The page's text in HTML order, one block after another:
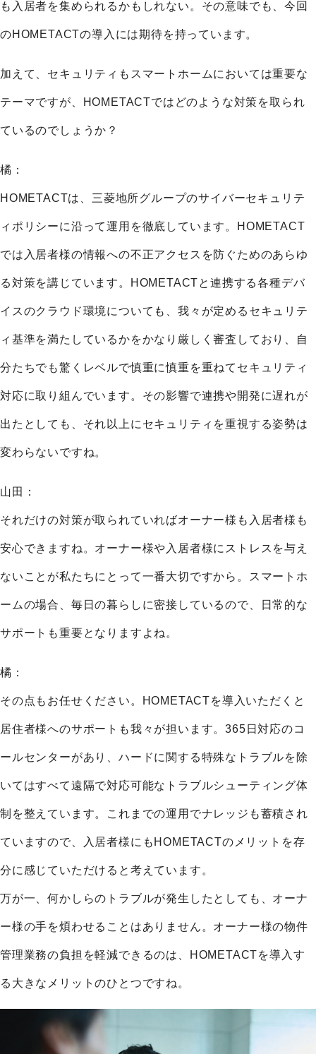
も入居者を集められるかもしれない。その意味でも、今回
のHOMETACTの導入には期待を持っています。
加えて、セキュリティもスマートホームにおいては重要な
テーマですが、HOMETACTではどのような対策を取られ
ているのでしょうか？
橘：
HOMETACTは、三菱地所グループのサイバーセキュリテ
ィポリシーに沿って運用を徹底しています。HOMETACT
では入居者様の情報への不正アクセスを防ぐためのあらゆ
る対策を講じています。HOMETACTと連携する各種デバ
イスのクラウド環境についても、我々が定めるセキュリテ
ィ基準を満たしているかをかなり厳しく審査しており、自
分たちでも驚くレベルで慎重に慎重を重ねてセキュリティ
対応に取り組んでいます。その影響で連携や開発に遅れが
出たとしても、それ以上にセキュリティを重視する姿勢は
変わらないですね。
山田：
それだけの対策が取られていればオーナー様も入居者様も
安心できますね。オーナー様や入居者様にストレスを与え
ないことが私たちにとって一番大切ですから。スマートホ
ームの場合、毎日の暮らしに密接しているので、日常的な
サポートも重要となりますよね。
橘：
その点もお任せください。HOMETACTを導入いただくと
居住者様へのサポートも我々が担います。365日対応のコ
ールセンターがあり、ハードに関する特殊なトラブルを除
いてはすべて遠隔で対応可能なトラブルシューティング体
制を整えています。これまでの運用でナレッジも蓄積され
ていますので、入居者様にもHOMETACTのメリットを存
分に感じていただけると考えています。
万が一、何かしらのトラブルが発生したとしても、オーナ
ー様の手を煩わせることはありません。オーナー様の物件
管理業務の負担を軽減できるのは、HOMETACTを導入す
る大きなメリットのひとつですね。